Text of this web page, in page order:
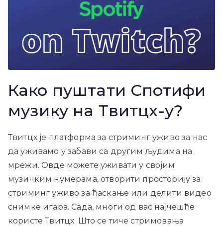
Како пуштати Спотифи
музику на Твитцх-у?
Твитцх је платформа за стриминг уживо за нас
да уживамо у забави са другим људима на
мрежи. Овде можете уживати у својим
музичким нумерама, отворити просторију за
стриминг уживо за ћаскање или делити видео
снимке игара. Сада, многи од вас најчешће
користе Твитцх. Што се тиче стримовања